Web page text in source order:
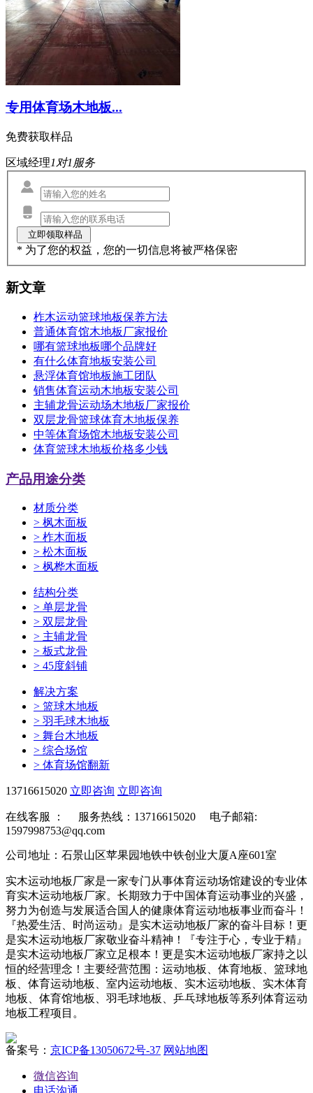
专用体育场木地板...
免费获取样品
区域经理1对1服务
* 为了您的权益，您的一切信息将被严格保密
新文章
柞木运动篮球地板保养方法
普通体育馆木地板厂家报价
哪有篮球地板哪个品牌好
有什么体育地板安装公司
悬浮体育馆地板施工团队
销售体育运动木地板安装公司
主辅龙骨运动场木地板厂家报价
双层龙骨篮球体育木地板保养
中等体育场馆木地板安装公司
体育篮球木地板价格多少钱
产品用途分类
材质分类
> 枫木面板
> 柞木面板
> 松木面板
> 枫桦木面板
结构分类
> 单层龙骨
> 双层龙骨
> 主辅龙骨
> 板式龙骨
> 45度斜铺
解决方案
> 篮球木地板
> 羽毛球木地板
> 舞台木地板
> 综合场馆
> 体育场馆翻新
13716615020 立即咨询 立即咨询
在线客服 ：
服务热线：13716615020 电子邮箱:
1597998753@qq.com
公司地址：石景山区苹果园地铁中铁创业大厦A座601室
实木运动地板厂家是一家专门从事体育运动场馆建设的专业体
育实木运动地板厂家。长期致力于中国体育运动事业的兴盛，
努力为创造与发展适合国人的健康体育运动地板事业而奋斗！
『热爱生活、时尚运动』是实木运动地板厂家的奋斗目标！更
是实木运动地板厂家敬业奋斗精神！『专注于心，专业于精』
是实木运动地板厂家立足根本！更是实木运动地板厂家持之以
恒的经营理念！主要经营范围：运动地板、体育地板、篮球地
板、体育运动地板、室内运动地板、实木运动地板、实木体育
地板、体育馆地板、羽毛球地板、乒乓球地板等系列体育运动
地板工程项目。
备案号： 京ICP备13050672号-37 网站地图
微信咨询